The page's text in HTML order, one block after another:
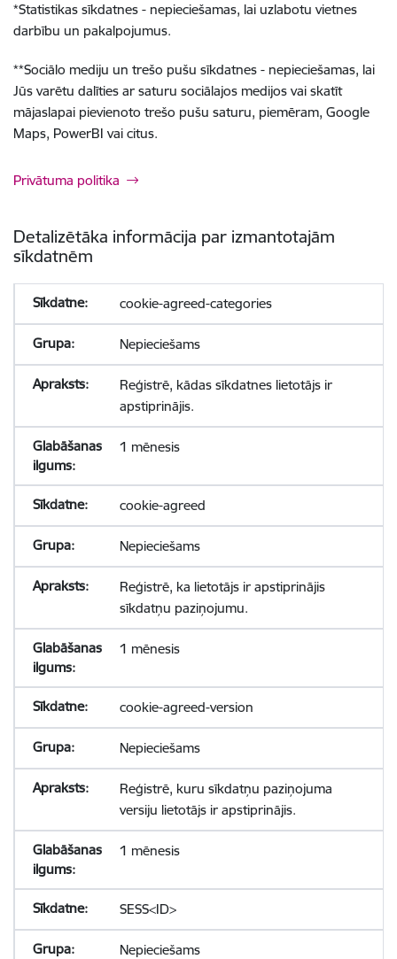
*Statistikas sīkdatnes - nepieciešamas, lai uzlabotu vietnes
darbību un pakalpojumus.
**Sociālo mediju un trešo pušu sīkdatnes - nepieciešamas, lai
Jūs varētu dalīties ar saturu sociālajos medijos vai skatīt
mājaslapai pievienoto trešo pušu saturu, piemēram, Google
Maps, PowerBI vai citus.
Privātuma politika
Detalizētāka informācija par izmantotajām
sīkdatnēm
cookie-agreed-categories
Nepieciešams
Reģistrē, kādas sīkdatnes lietotājs ir
apstiprinājis.
1 mēnesis
cookie-agreed
Nepieciešams
Reģistrē, ka lietotājs ir apstiprinājis
sīkdatņu paziņojumu.
1 mēnesis
cookie-agreed-version
Nepieciešams
Reģistrē, kuru sīkdatņu paziņojuma
versiju lietotājs ir apstiprinājis.
1 mēnesis
SESS<ID>
Nepieciešams